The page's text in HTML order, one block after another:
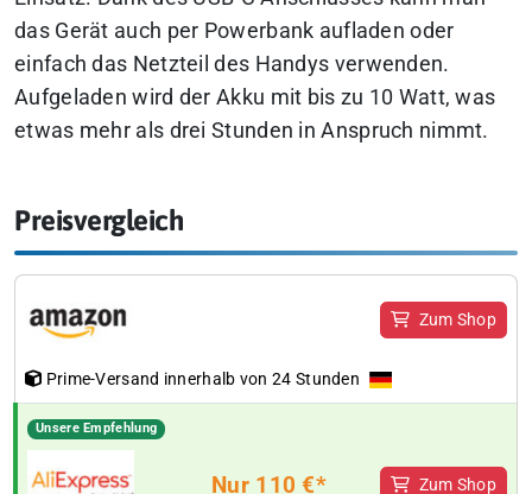
das Gerät auch per Powerbank aufladen oder
einfach das Netzteil des Handys verwenden.
Aufgeladen wird der Akku mit bis zu 10 Watt, was
etwas mehr als drei Stunden in Anspruch nimmt.
Preisvergleich
Zum Shop
Prime-Versand innerhalb von 24 Stunden
Unsere Empfehlung
Nur 110 €* Zum Shop